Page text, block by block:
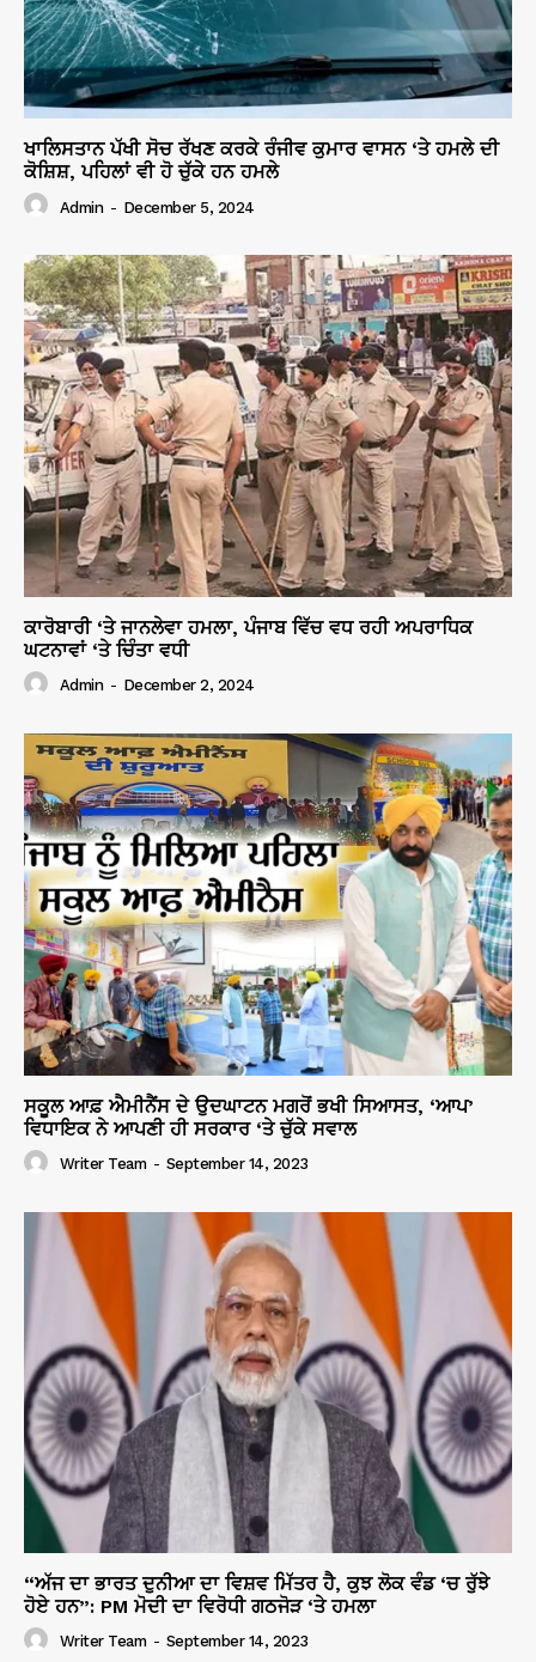
ਖਾਲਿਸਤਾਨ ਪੱਖੀ ਸੋਚ ਰੱਖਣ ਕਰਕੇ ਰੰਜੀਵ ਕੁਮਾਰ ਵਾਸਨ ‘ਤੇ ਹਮਲੇ ਦੀ
ਕੋਸ਼ਿਸ਼, ਪਹਿਲਾਂ ਵੀ ਹੋ ਚੁੱਕੇ ਹਨ ਹਮਲੇ
Admin - December 5, 2024
ਕਾਰੋਬਾਰੀ ‘ਤੇ ਜਾਨਲੇਵਾ ਹਮਲਾ, ਪੰਜਾਬ ਵਿੱਚ ਵਧ ਰਹੀ ਅਪਰਾਧਿਕ
ਘਟਨਾਵਾਂ ‘ਤੇ ਚਿੰਤਾ ਵਧੀ
Admin - December 2, 2024
ਸਕੂਲ ਆਫ਼ ਐਮੀਨੈਂਸ ਦੇ ਉਦਘਾਟਨ ਮਗਰੋਂ ਭਖੀ ਸਿਆਸਤ, ‘ਆਪ’
ਵਿਧਾਇਕ ਨੇ ਆਪਣੀ ਹੀ ਸਰਕਾਰ ‘ਤੇ ਚੁੱਕੇ ਸਵਾਲ
Writer Team - September 14, 2023
“ਅੱਜ ਦਾ ਭਾਰਤ ਦੁਨੀਆ ਦਾ ਵਿਸ਼ਵ ਮਿੱਤਰ ਹੈ, ਕੁਝ ਲੋਕ ਵੰਡ ‘ਚ ਰੁੱਝੇ
ਹੋਏ ਹਨ”: PM ਮੋਦੀ ਦਾ ਵਿਰੋਧੀ ਗਠਜੋੜ ‘ਤੇ ਹਮਲਾ
Writer Team - September 14, 2023